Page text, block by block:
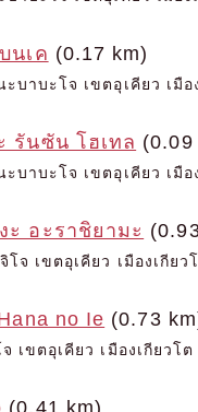
นเค (0.17 km)
บาบะโจ เขตอุเคียว เมือ
รันซัน โฮเทล (0.09
บาบะโจ เขตอุเคียว เมือ
ะ อะราชิยามะ
จ เขตอุเคียว เมืองเกียว
no Ie (0.73
เขตอุเคียว เมืองเกียวโต
(0.41 km)